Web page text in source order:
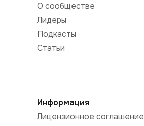
О сообществе
Лидеры
Подкасты
Статьи
Информация
Лицензионное соглашение